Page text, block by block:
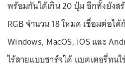
พร้อมกันได้เกิน 20 ปุ่ม อีกทั้งยังส
RGB จำนวน 18 โหมด เชื่อมต่อ
Windows, MacOS, iOS และ
ไร้สายแบบชาร์จได้ แบตเตอรี่ทน